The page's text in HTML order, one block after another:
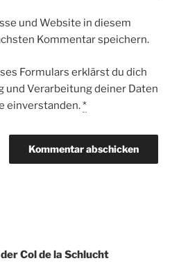
und Website in diesem
Kommentar speichern.
Formulars erklärst du dich
und Verarbeitung deiner Daten
einverstanden.*
Col de la Schlucht